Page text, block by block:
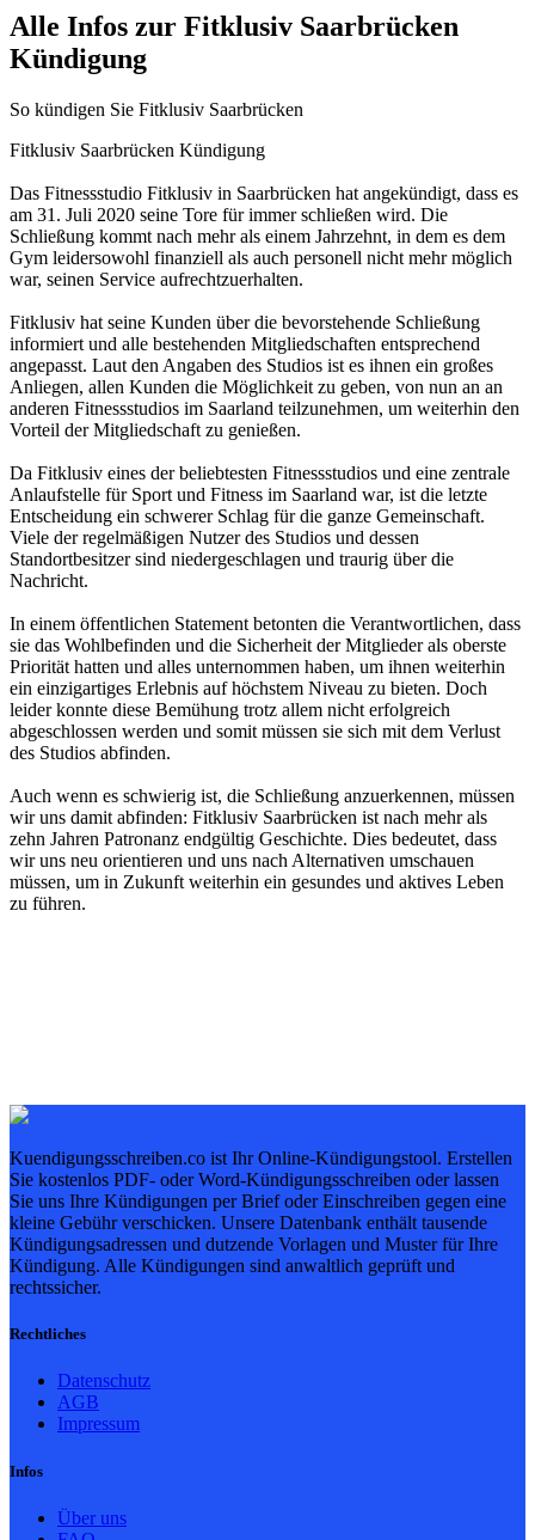
Alle Infos zur Fitklusiv Saarbrücken
Kündigung
So kündigen Sie Fitklusiv Saarbrücken
Fitklusiv Saarbrücken Kündigung
Das Fitnessstudio Fitklusiv in Saarbrücken hat angekündigt, dass es
am 31. Juli 2020 seine Tore für immer schließen wird. Die
Schließung kommt nach mehr als einem Jahrzehnt, in dem es dem
Gym leidersowohl finanziell als auch personell nicht mehr möglich
war, seinen Service aufrechtzuerhalten.
Fitklusiv hat seine Kunden über die bevorstehende Schließung
informiert und alle bestehenden Mitgliedschaften entsprechend
angepasst. Laut den Angaben des Studios ist es ihnen ein großes
Anliegen, allen Kunden die Möglichkeit zu geben, von nun an an
anderen Fitnessstudios im Saarland teilzunehmen, um weiterhin den
Vorteil der Mitgliedschaft zu genießen.
Da Fitklusiv eines der beliebtesten Fitnessstudios und eine zentrale
Anlaufstelle für Sport und Fitness im Saarland war, ist die letzte
Entscheidung ein schwerer Schlag für die ganze Gemeinschaft.
Viele der regelmäßigen Nutzer des Studios und dessen
Standortbesitzer sind niedergeschlagen und traurig über die
Nachricht.
In einem öffentlichen Statement betonten die Verantwortlichen, dass
sie das Wohlbefinden und die Sicherheit der Mitglieder als oberste
Priorität hatten und alles unternommen haben, um ihnen weiterhin
ein einzigartiges Erlebnis auf höchstem Niveau zu bieten. Doch
leider konnte diese Bemühung trotz allem nicht erfolgreich
abgeschlossen werden und somit müssen sie sich mit dem Verlust
des Studios abfinden.
Auch wenn es schwierig ist, die Schließung anzuerkennen, müssen
wir uns damit abfinden: Fitklusiv Saarbrücken ist nach mehr als
zehn Jahren Patronanz endgültig Geschichte. Dies bedeutet, dass
wir uns neu orientieren und uns nach Alternativen umschauen
müssen, um in Zukunft weiterhin ein gesundes und aktives Leben
zu führen.
Kuendigungsschreiben.co ist Ihr Online-Kündigungstool. Erstellen
Sie kostenlos PDF- oder Word-Kündigungsschreiben oder lassen
Sie uns Ihre Kündigungen per Brief oder Einschreiben gegen eine
kleine Gebühr verschicken. Unsere Datenbank enthält tausende
Kündigungsadressen und dutzende Vorlagen und Muster für Ihre
Kündigung. Alle Kündigungen sind anwaltlich geprüft und
rechtssicher.
Rechtliches
Datenschutz
AGB
Impressum
Infos
Über uns